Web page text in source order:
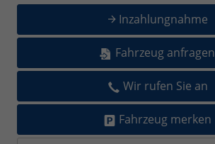
Inzahlungnahme
Fahrzeug anfragen
Wir rufen Sie an
Fahrzeug merken